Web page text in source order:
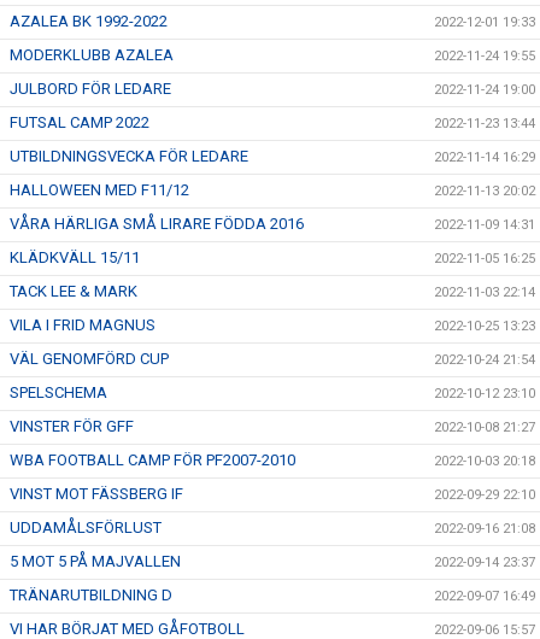
AZALEA BK 1992-2022 2022-12-01 19:33
MODERKLUBB AZALEA 2022-11-24 19:55
JULBORD FÖR LEDARE 2022-11-24 19:00
FUTSAL CAMP 2022 2022-11-23 13:44
UTBILDNINGSVECKA FÖR LEDARE 2022-11-14 16:29
HALLOWEEN MED F11/12 2022-11-13 20:02
VÅRA HÄRLIGA SMÅ LIRARE FÖDDA 2016 2022-11-09 14:31
KLÄDKVÄLL 15/11 2022-11-05 16:25
TACK LEE & MARK 2022-11-03 22:14
VILA I FRID MAGNUS 2022-10-25 13:23
VÄL GENOMFÖRD CUP 2022-10-24 21:54
SPELSCHEMA 2022-10-12 23:10
VINSTER FÖR GFF 2022-10-08 21:27
WBA FOOTBALL CAMP FÖR PF2007-2010 2022-10-03 20:18
VINST MOT FÄSSBERG IF 2022-09-29 22:10
UDDAMÅLSFÖRLUST 2022-09-16 21:08
5 MOT 5 PÅ MAJVALLEN 2022-09-14 23:37
TRÄNARUTBILDNING D 2022-09-07 16:49
VI HAR BÖRJAT MED GÅFOTBOLL 2022-09-06 15:57